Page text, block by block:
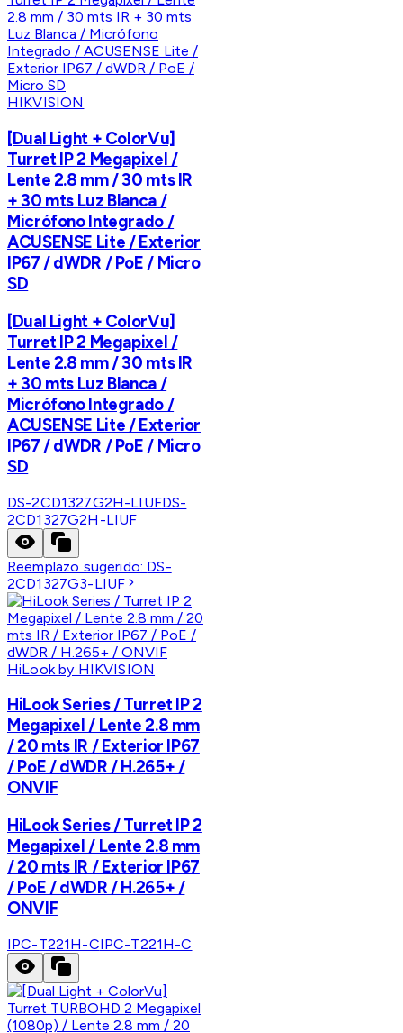
HIKVISION
[Dual Light + ColorVu]
Turret IP 2 Megapixel /
Lente 2.8 mm / 30 mts IR
+ 30 mts Luz Blanca /
Micrófono Integrado /
ACUSENSE Lite / Exterior
IP67 / dWDR / PoE / Micro
SD
[Dual Light + ColorVu]
Turret IP 2 Megapixel /
Lente 2.8 mm / 30 mts IR
+ 30 mts Luz Blanca /
Micrófono Integrado /
ACUSENSE Lite / Exterior
IP67 / dWDR / PoE / Micro
SD
DS-2CD1327G2H-LIUFDS-
2CD1327G2H-LIUF
Reemplazo sugerido: DS-
2CD1327G3-LIUF
HiLook by HIKVISION
HiLook Series / Turret IP 2
Megapixel / Lente 2.8 mm
/ 20 mts IR / Exterior IP67
/ PoE / dWDR / H.265+ /
ONVIF
HiLook Series / Turret IP 2
Megapixel / Lente 2.8 mm
/ 20 mts IR / Exterior IP67
/ PoE / dWDR / H.265+ /
ONVIF
IPC-T221H-CIPC-T221H-C